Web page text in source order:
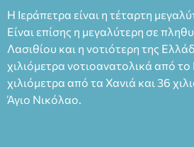
άνω των 65 Προπώληση:
Πλαστήρα), E&G Mini market
και στο more.com Χώρος: 3ο
(Είσοδος ΕΠΑ.Λ.) Έναρξη 21:15
ΘΕΑΤΡΙΚΕΣ ΠΑΡΑΓΩΓΕΣ ΕΕ
Η Ιεράπετρα είναι η τέταρτη
Είναι επίσης η μεγαλύτερη σε
Λασιθίου και η νοτιότερη της
χιλιόμετρα νοτιοανατολικά από
χιλιόμετρα από τα Χανιά και 36
Άγιο Νικόλαο.